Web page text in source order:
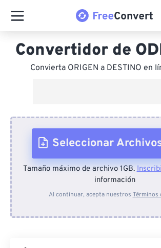
Convertidor de
Convierta ORIGEN a DESTINO en
Seleccionar
Desde el dispositivo
Tamaño máximo de archivo 1GB.
información
Al continuar, acepta nuestros Términos